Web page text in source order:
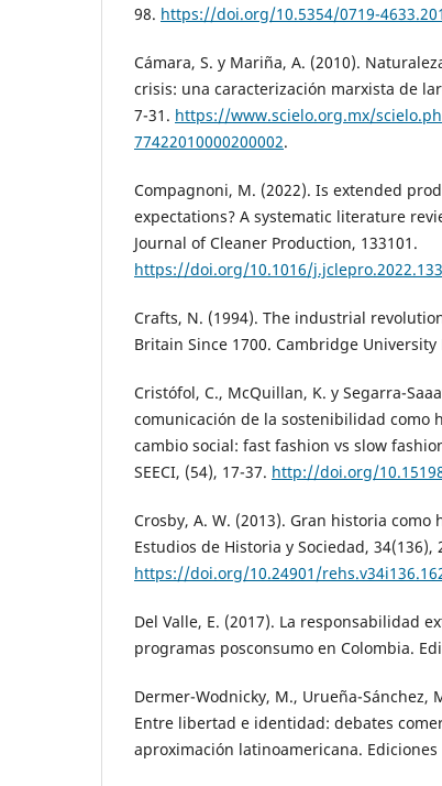
98. https://doi.org/10.5354/0719-
Cámara, S. y Mariña, A. (2010).
crisis: una caracterización marxista de
7-31. https://www.scielo.org.mx/
77422010000200002.
Compagnoni, M. (2022). Is extended
expectations? A systematic literature
Journal of Cleaner Production, 133101.
https://doi.org/10.1016/
Crafts, N. (1994). The industrial
Britain Since 1700. Cambridge University
Cristófol, C., McQuillan, K. y Segarra-
comunicación de la sostenibilidad como
cambio social: fast fashion vs slow
SEECI, (54), 17-37. http://doi.org/
Crosby, A. W. (2013). Gran historia
Estudios de Historia y Sociedad, 34(136),
https://doi.org/10.24901/
Del Valle, E. (2017). La responsabilidad
programas posconsumo en Colombia.
Dermer-Wodnicky, M., Urueña-Sánchez,
Entre libertad e identidad: debates
aproximación latinoamericana. Ediciones